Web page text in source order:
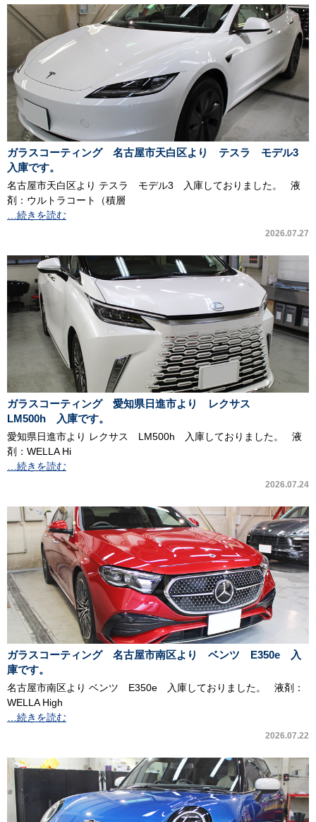
ガラスコーティング 名古屋市天白区より テスラ モデル3
入庫です。
名古屋市天白区より テスラ モデル3 入庫しておりました。 液
剤：ウルトラコート（積層
…続きを読む
2026.07.27
ガラスコーティング 愛知県日進市より レクサス
LM500h 入庫です。
愛知県日進市より レクサス LM500h 入庫しておりました。 液
剤：WELLA Hi
…続きを読む
2026.07.24
ガラスコーティング 名古屋市南区より ベンツ E350e 入
庫です。
名古屋市南区より ベンツ E350e 入庫しておりました。 液剤：
WELLA High
…続きを読む
2026.07.22